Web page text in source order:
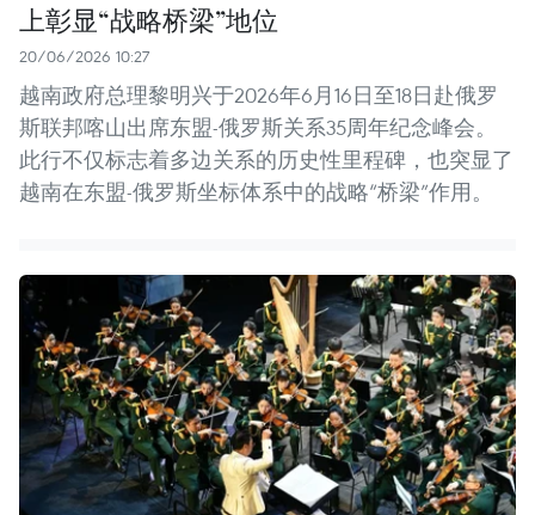
上彰显“战略桥梁”地位
20/06/2026 10:27
越南政府总理黎明兴于2026年6月16日至18日赴俄罗
斯联邦喀山出席东盟-俄罗斯关系35周年纪念峰会。
此行不仅标志着多边关系的历史性里程碑，也突显了
越南在东盟-俄罗斯坐标体系中的战略“桥梁”作用。